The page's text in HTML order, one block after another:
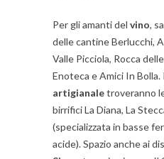
Per gli amanti del vino,
delle cantine Berlucchi,
Valle Picciola, Rocca
Enoteca e Amici In
artigianaletroveranno
birrifici La Diana, La
(specializzata in basse
acide). Spazio anche ai